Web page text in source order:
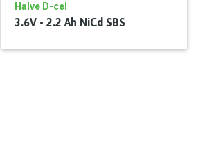
Halve D-cel
3.6V - 2.2 Ah NiCd SBS